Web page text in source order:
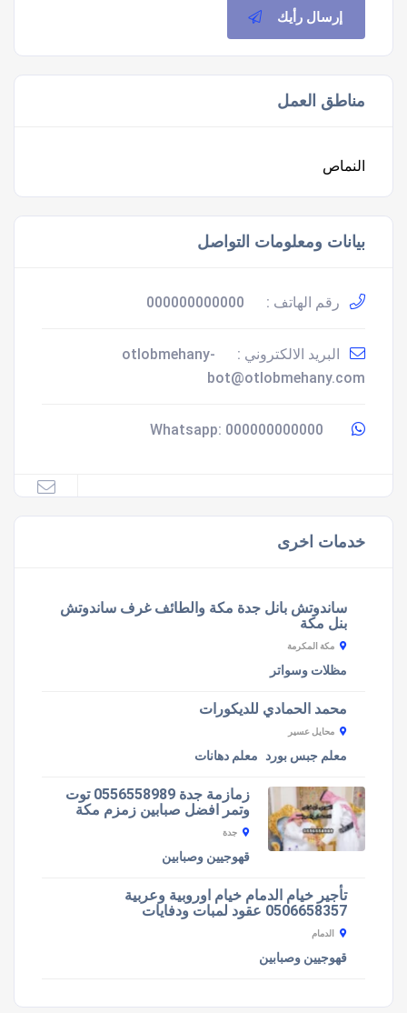
إرسال رأيك
مناطق العمل
النماص
بيانات ومعلومات التواصل
رقم الهاتف : 000000000000
البريد الالكتروني :
otlobmehany-
bot@otlobmehany.com
000000000000
خدمات اخرى
ساندوتش بانل جدة مكة والطائف غرف ساندوتش
بنل مكة
مكة المكرمة
مظلات وسواتر
محمد الحمادي للديكورات
محايل عسير
معلم جبس بورد معلم دهانات
زمازمة جدة 0556558989 توت
وتمر افضل صبابين زمزم مكة
جدة
قهوجيين وصبابين
تأجير خيام الدمام خيام اوروبية وعربية
0506658357 عقود لمبات ودفايات
الدمام
قهوجيين وصبابين